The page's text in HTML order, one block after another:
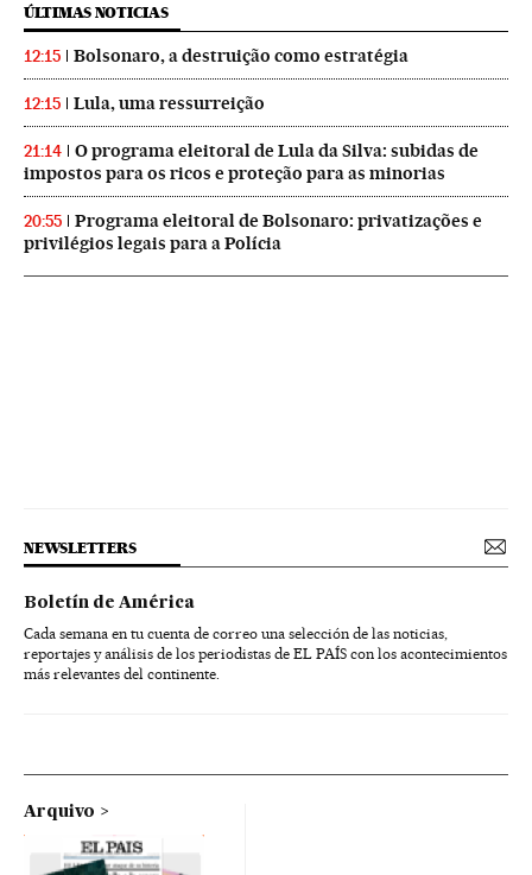
ÚLTIMAS NOTICIAS
12:15 Bolsonaro, a destruição como estratégia
12:15 Lula, uma ressurreição
21:14
O programa eleitoral de Lula da Silva: subidas de
impostos para os ricos e proteção para as minorias
20:55
Programa eleitoral de Bolsonaro: privatizações e
privilégios legais para a Polícia
NEWSLETTERS
Boletín de América
Cada semana en tu cuenta de correo una selección de las noticias,
reportajes y análisis de los periodistas de EL PAÍS con los acontecimientos
más relevantes del continente.
Arquivo